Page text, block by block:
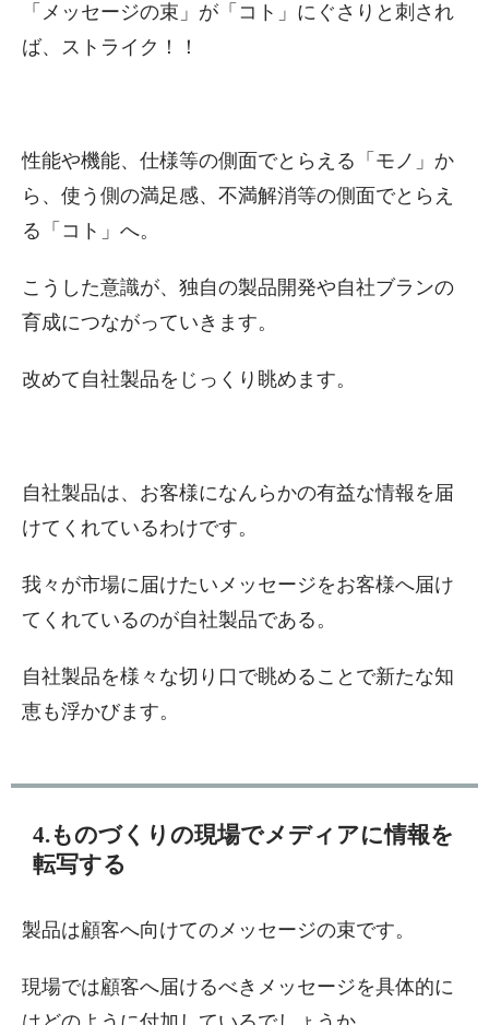
「メッセージの束」が「コト」にぐさりと刺され
ば、ストライク！！
性能や機能、仕様等の側面でとらえる「モノ」か
ら、使う側の満足感、不満解消等の側面でとらえ
る「コト」へ。
こうした意識が、独自の製品開発や自社ブランの
育成につながっていきます。
改めて自社製品をじっくり眺めます。
自社製品は、お客様になんらかの有益な情報を届
けてくれているわけです。
我々が市場に届けたいメッセージをお客様へ届け
てくれているのが自社製品である。
自社製品を様々な切り口で眺めることで新たな知
恵も浮かびます。
4.ものづくりの現場でメディアに情報を
転写する
製品は顧客へ向けてのメッセージの束です。
現場では顧客へ届けるべきメッセージを具体的に